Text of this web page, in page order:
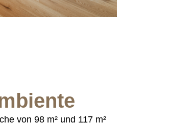
von 98 m² und 117 m²